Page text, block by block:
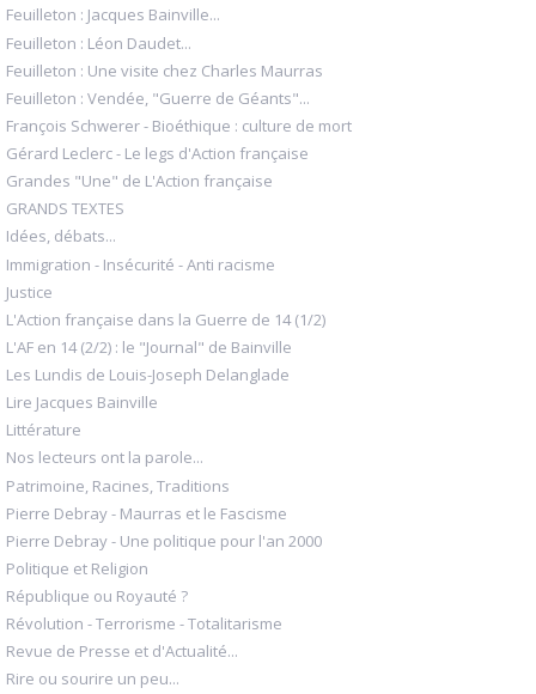
Feuilleton : Jacques Bainville...
Feuilleton : Léon Daudet...
Feuilleton : Une visite chez Charles Maurras
Feuilleton : Vendée, "Guerre de Géants"...
François Schwerer - Bioéthique : culture de mort
Gérard Leclerc - Le legs d'Action française
Grandes "Une" de L'Action française
GRANDS TEXTES
Idées, débats...
Immigration - Insécurité - Anti racisme
Justice
L'Action française dans la Guerre de 14 (1/2)
L'AF en 14 (2/2) : le "Journal" de Bainville
Les Lundis de Louis-Joseph Delanglade
Lire Jacques Bainville
Littérature
Nos lecteurs ont la parole...
Patrimoine, Racines, Traditions
Pierre Debray - Maurras et le Fascisme
Pierre Debray - Une politique pour l'an 2000
Politique et Religion
République ou Royauté ?
Révolution - Terrorisme - Totalitarisme
Revue de Presse et d'Actualité...
Rire ou sourire un peu...